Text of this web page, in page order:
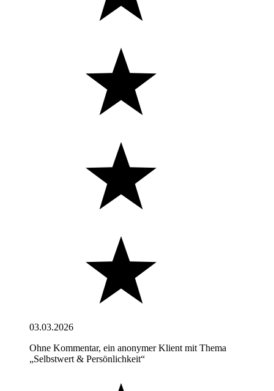
03.03.2026
Ohne Kommentar, ein anonymer Klient mit Thema
„Selbstwert & Persönlichkeit“